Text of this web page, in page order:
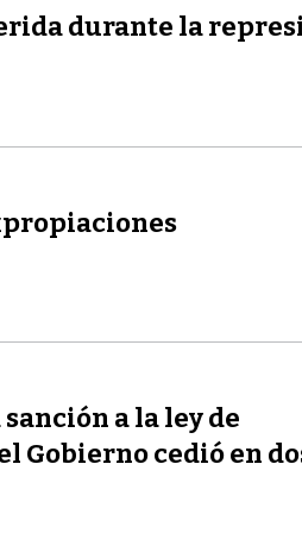
durante la
a la ley de
Gobierno cedió en